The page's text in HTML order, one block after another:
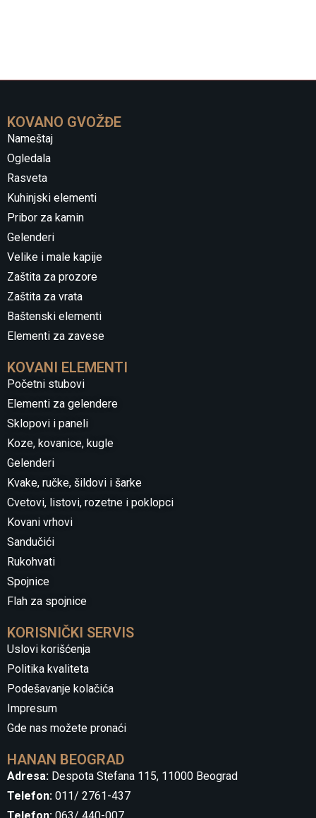
KOVANO GVOŽĐE
Nameštaj
Ogledala
Rasveta
Kuhinjski elementi
Pribor za kamin
Gelenderi
Velike i male kapije
Zaštita za prozore
Zaštita za vrata
Baštenski elementi
Elementi za zavese
KOVANI ELEMENTI
Početni stubovi
Elementi za gelendere
Sklopovi i paneli
Koze, kovanice, kugle
Gelenderi
Kvake, ručke, šildovi i šarke
Cvetovi, listovi, rozetne i poklopci
Kovani vrhovi
Sandučići
Rukohvati
Spojnice
Flah za spojnice
KORISNIČKI SERVIS
Uslovi korišćenja
Politika kvaliteta
Podešavanje kolačića
Impresum
Gde nas možete pronaći
HANAN BEOGRAD
Adresa: Despota Stefana 115, 11000 Beograd
Telefon: 011/ 2761-437